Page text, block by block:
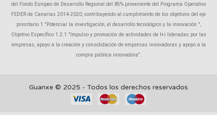
del Fondo Europeo de Desarrollo Regional del 85% proveniente del Programa Operativo
FEDER de Canarias 2014-2020, contribuyendo al cumplimiento de los objetivos del eje
prioritario 1 "Potenciar la investigación, el desarrollo tecnológico y la innovación ",
Objetivo Específico 1.2.1 "Impulso y promoción de actividades de I+i lideradas por las
empresas, apoyo a la creación y consolidación de empresas innovadoras y apoyo a la
compra pública innovadora".
Guanxe © 2025 - Todos los derechos reservados